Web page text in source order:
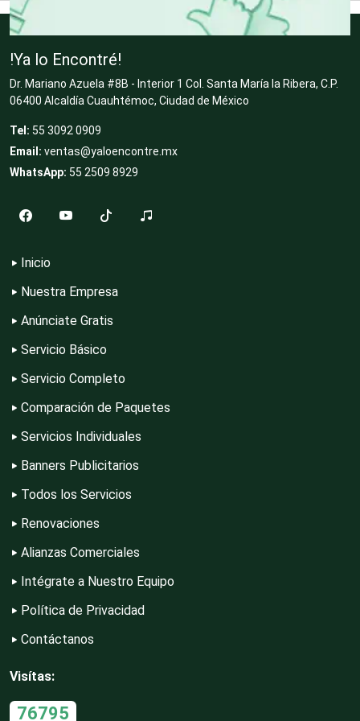
Control de Plagas
Conversiones Automotrices
Cortinas, Persianas y Alfombras
Cremerías y Salchichonerías
Cristalerías
Cromadoras
!Ya lo Encontré!
Dr. Mariano Azuela #8B - Interior 1 Col. Santa María la Ribera, C.P.
06400 Alcaldía Cuauhtémoc, Ciudad de México
Tel: 55 3092 0909
Email: ventas@yaloencontre.mx
WhatsApp: 55 2509 8929
Inicio
Nuestra Empresa
Anúnciate Gratis
Servicio Básico
Servicio Completo
Comparación de Paquetes
Servicios Individuales
Banners Publicitarios
Todos los Servicios
Renovaciones
Alianzas Comerciales
Intégrate a Nuestro Equipo
Política de Privacidad
Contáctanos
Visítas:
76795